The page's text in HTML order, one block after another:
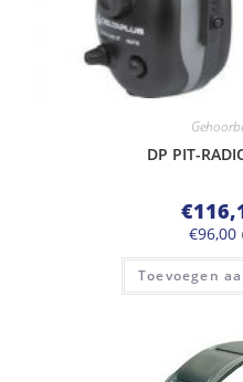
DP PIT-
€
€96,00
Toevoegen